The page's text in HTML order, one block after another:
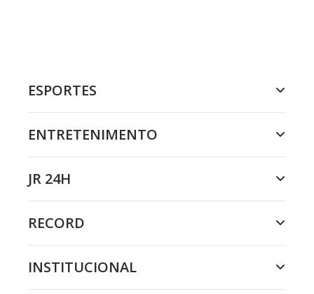
ESPORTES
ENTRETENIMENTO
JR 24H
RECORD
INSTITUCIONAL